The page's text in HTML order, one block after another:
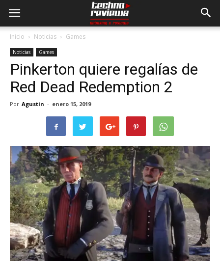
Inicio Noticias Games
Noticias Games
Pinkerton quiere regalías de
Red Dead Redemption 2
Por Agustin - enero 15, 2019